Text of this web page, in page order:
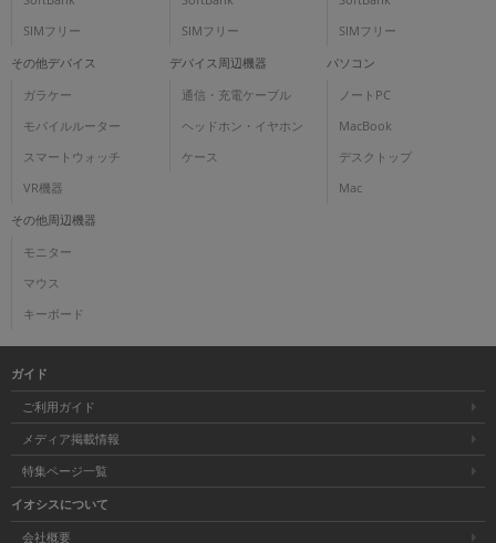
SIMフリー
SIMフリー
SIMフリー
その他デバイス
ガラケー
モバイルルーター
スマートウォッチ
VR機器
デバイス周辺機器
通信・充電ケーブル
ヘッドホン・イヤホン
ケース
パソコン
ノートPC
MacBook
デスクトップ
Mac
その他周辺機器
モニター
マウス
キーボード
ガイド
ご利用ガイド
メディア掲載情報
特集ページ一覧
イオシスについて
会社概要